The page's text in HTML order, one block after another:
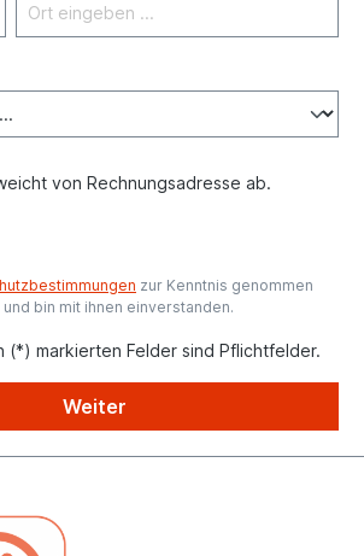
von Rechnungsadresse ab.
zur Kenntnis genommen
bin mit ihnen einverstanden.
(*) markierten Felder sind Pflichtfelder.
Weiter